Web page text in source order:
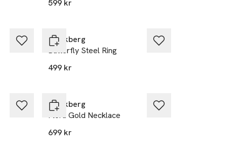
599 kr
Mockberg
Butterfly Steel Ring
499 kr
Mockberg
Flora Gold Necklace
699 kr